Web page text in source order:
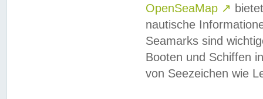
OpenSeaMap ↗
nautische
Seamarks sind
Booten und Schiffen
von Seezeichen wie